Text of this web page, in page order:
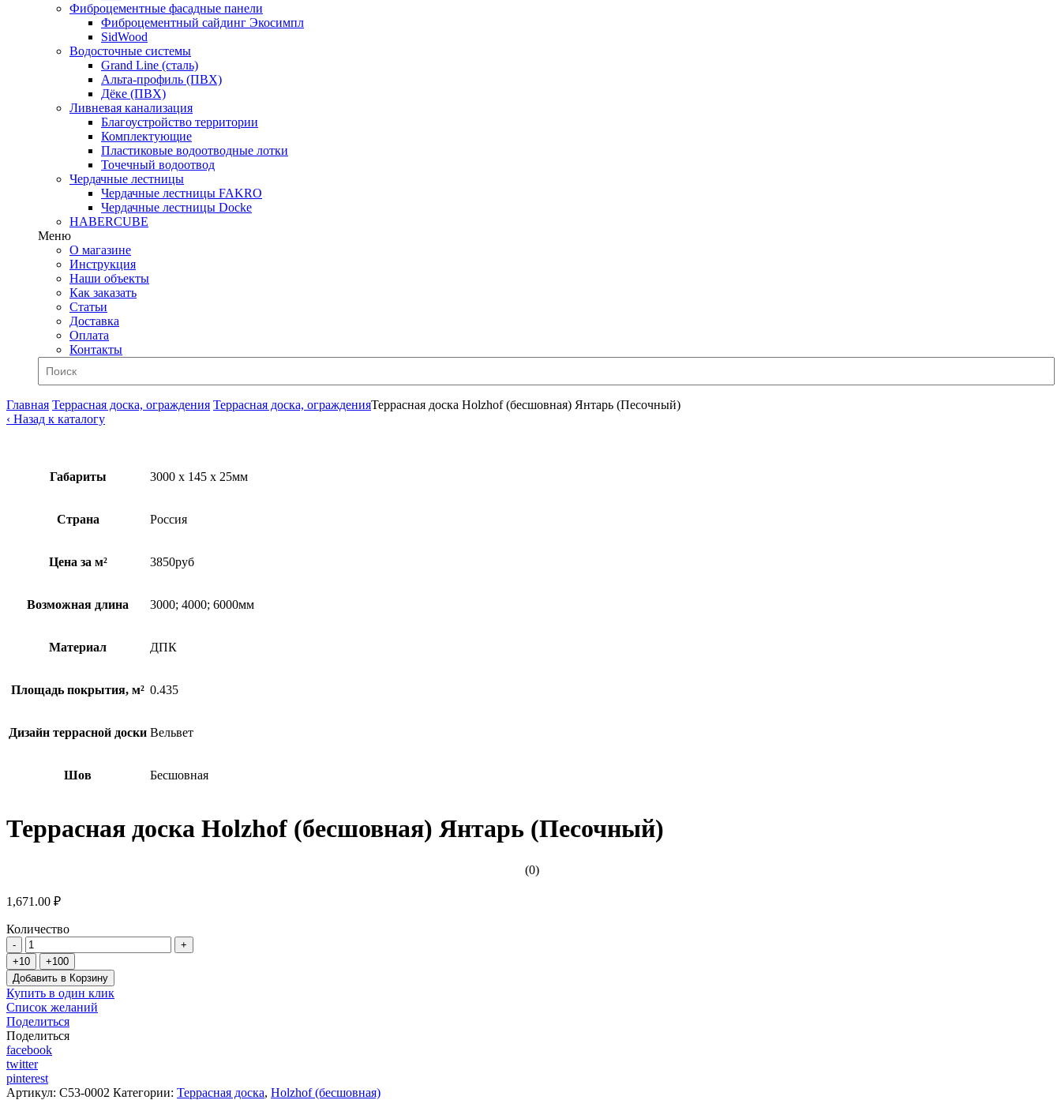
Фиброцементные фасадные панели
Фиброцементный сайдинг Экосимпл
SidWood
Водосточные системы
Grand Line (сталь)
Альта-профиль (ПВХ)
Дёке (ПВХ)
Ливневая канализация
Благоустройство территории
Комплектующие
Пластиковые водоотводные лотки
Точечный водоотвод
Чердачные лестницы
Чердачные лестницы FAKRO
Чердачные лестницы Docke
HABERCUBE
Меню
О магазине
Инструкция
Наши объекты
Как заказать
Статьи
Доставка
Оплата
Контакты
Главная Террасная доска, ограждения Террасная доска, огражденияТеррасная доска Holzhof (бесшовная) Янтарь (Песочный)
‹ Назад к каталогу
Габариты 3000 x 145 x 25мм
Страна Россия
Цена за м² 3850руб
Возможная длина 3000; 4000; 6000мм
Материал ДПК
Площадь покрытия, м² 0.435
Дизайн террасной доски Вельвет
Шов Бесшовная
Террасная доска Holzhof (бесшовная) Янтарь (Песочный)
(0)
1,671.00 ₽
Количество
Добавить в Корзину
Купить в один клик
Список желаний
Поделиться
Поделиться
facebook
twitter
pinterest
Артикул: C53-0002 Категории: Террасная доска, Holzhof (бесшовная)